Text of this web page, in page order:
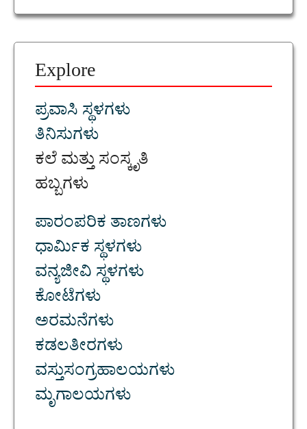
Explore
ಪ್ರವಾಸಿ ಸ್ಥಳಗಳು
ತಿನಿಸುಗಳು
ಕಲೆ ಮತ್ತು ಸಂಸ್ಕೃತಿ
ಹಬ್ಬಗಳು
ಪಾರಂಪರಿಕ ತಾಣಗಳು
ಧಾರ್ಮಿಕ ಸ್ಥಳಗಳು
ವನ್ಯಜೀವಿ ಸ್ಥಳಗಳು
ಕೋಟೆಗಳು
ಅರಮನೆಗಳು
ಕಡಲತೀರಗಳು
ವಸ್ತುಸಂಗ್ರಹಾಲಯಗಳು
ಮೃಗಾಲಯಗಳು